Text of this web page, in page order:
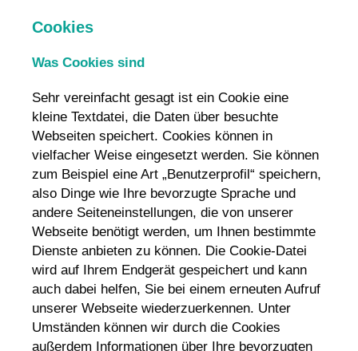
Cookies
Was Cookies sind
Sehr vereinfacht gesagt ist ein Cookie eine
kleine Textdatei, die Daten über besuchte
Webseiten speichert. Cookies können in
vielfacher Weise eingesetzt werden. Sie können
zum Beispiel eine Art „Benutzerprofil“ speichern,
also Dinge wie Ihre bevorzugte Sprache und
andere Seiteneinstellungen, die von unserer
Webseite benötigt werden, um Ihnen bestimmte
Dienste anbieten zu können. Die Cookie-Datei
wird auf Ihrem Endgerät gespeichert und kann
auch dabei helfen, Sie bei einem erneuten Aufruf
unserer Webseite wiederzuerkennen. Unter
Umständen können wir durch die Cookies
außerdem Informationen über Ihre bevorzugten